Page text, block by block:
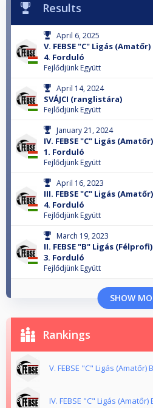
Results
April 6, 2025
V. FEBSE "C" Ligás
4. Forduló
Fejlődjünk Együtt
April 14, 2024
SVÁJCI (ranglistára)
Fejlődjünk Együtt
January 21, 2024
IV. FEBSE "C" Ligás
1. Forduló
Fejlődjünk Együtt
April 16, 2023
III. FEBSE "C" Ligás
4. Forduló
Fejlődjünk Együtt
March 19, 2023
II. FEBSE "B" Ligás
3. Forduló
Fejlődjünk Együtt
SHOW
Rankings
V. FEBSE "C" Ligás (Amatőr)
IV. FEBSE "C" Ligás